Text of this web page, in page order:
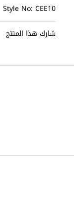
Style No: CEE10
شارك هذا المنتج